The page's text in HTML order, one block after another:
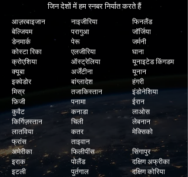
जिन देशों में हम स्नबर निर्यात करते हैं
आज़रबाइजान
बेल्जियम
डेनमार्क
कोस्टा रिका
क्रोएशिया
क्यूबा
इक्वेडोर
मिस्र
फ़िजी
कुवैट
किर्गिज़स्तान
लातविया
फ्रांस
अमेरीका
इराक
इटली
नाइजीरिया
परागुआ
पेरू
एलजीरिया
ऑस्ट्रेलिया
अर्जेंटीना
बांग्लादेश
तजाकिस्तान
पनामा
कनाडा
चिली
कतर
ताइवान
फिलीपींस
पोलैंड
पुर्तगाल
फिनलैंड
जॉर्जिया
जर्मनी
घाना
यूनाइटेड किंगडम
यूनान
हंगरी
इंडोनेशिया
ईरान
लाओस
लेबनान
मेक्सिको
सिंगापुर
दक्षिण अफ्रीका
दक्षिण कोरिया